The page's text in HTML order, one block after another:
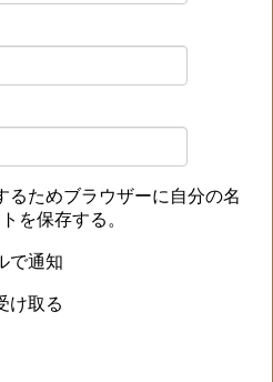
るためブラウザーに自分の名
を保存する。
で通知
け取る